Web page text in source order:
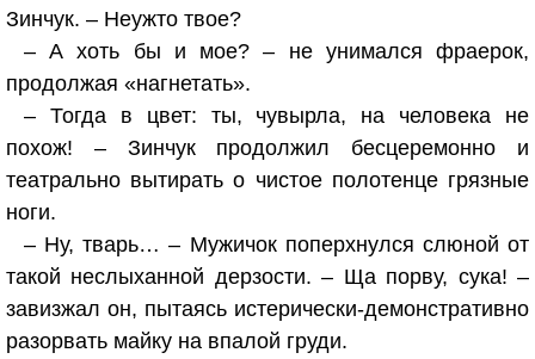
Зинчук. – Неужто твое?
– А хоть бы и мое? – не унимался фраерок,
продолжая «нагнетать».
– Тогда в цвет: ты, чувырла, на человека не
похож! – Зинчук продолжил бесцеремонно и
театрально вытирать о чистое полотенце грязные
ноги.
– Ну, тварь… – Мужичок поперхнулся слюной от
такой неслыханной дерзости. – Ща порву, сука! –
завизжал он, пытаясь истерически-демонстративно
разорвать майку на впалой груди.